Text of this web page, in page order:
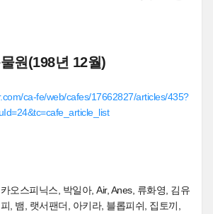
원(198년 12월)
ca-fe/web/cafes/17662827/articles/435?
오스피닉스, 박일아, Air, Anes, 류화영, 김유
, 뱀, 랫서팬더, 아키라, 블롭피쉬, 집토끼,